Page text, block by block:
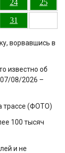
24 25
31
ворвавшись в
известно об
08/2026 –
трассе (ФОТО)
100 тысяч
и не